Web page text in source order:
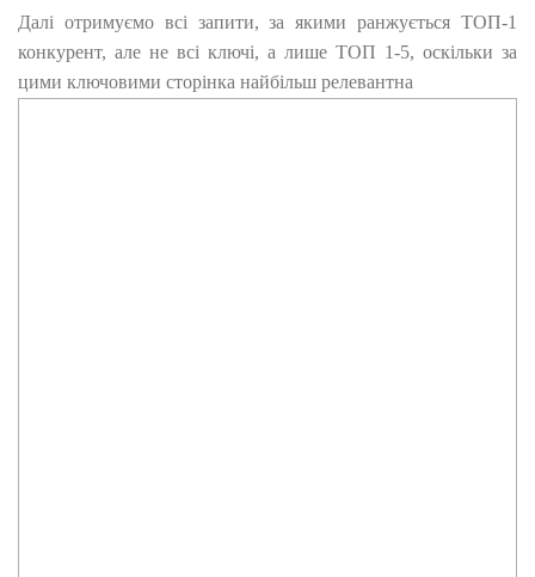
Далі отримуємо всі запити, за якими ранжується ТОП-1
конкурент, але не всі ключі, а лише ТОП 1-5, оскільки за
цими ключовими сторінка найбільш релевантна